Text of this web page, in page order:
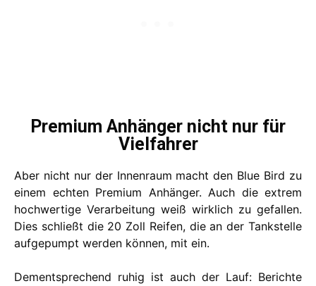
Premium Anhänger nicht nur für
Vielfahrer
Aber nicht nur der Innenraum macht den Blue Bird zu
einem echten Premium Anhänger. Auch die extrem
hochwertige Verarbeitung weiß wirklich zu gefallen.
Dies schließt die 20 Zoll Reifen, die an der Tankstelle
aufgepumpt werden können, mit ein.
Dementsprechend ruhig ist auch der Lauf: Berichte